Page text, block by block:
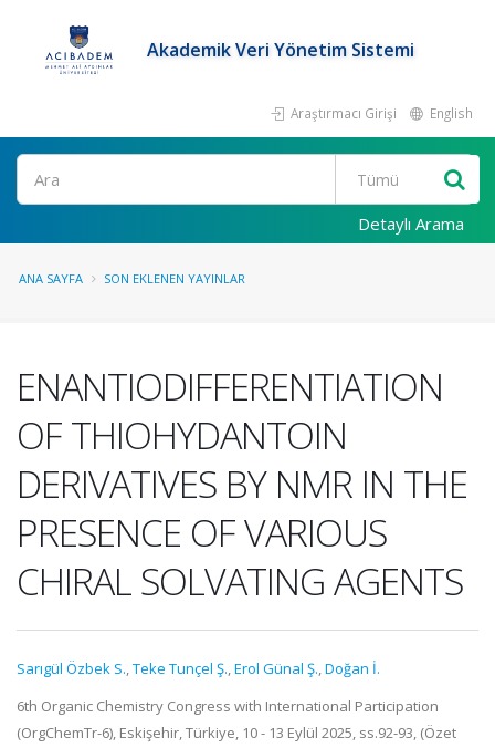
Akademik Veri Yönetim Sistemi
Araştırmacı Girişi English
Ara
Detaylı Arama
ANA SAYFA SON EKLENEN YAYINLAR
ENANTIODIFFERENTIATION
OF THIOHYDANTOIN
DERIVATIVES BY NMR IN THE
PRESENCE OF VARIOUS
CHIRAL SOLVATING AGENTS
Sarıgül Özbek S.,Teke Tunçel Ş.,Erol Günal Ş.,Doğan İ.
6th Organic Chemistry Congress with International Participation
(OrgChemTr-6), Eskişehir, Türkiye, 10 - 13 Eylül 2025, ss.92-93, (Özet